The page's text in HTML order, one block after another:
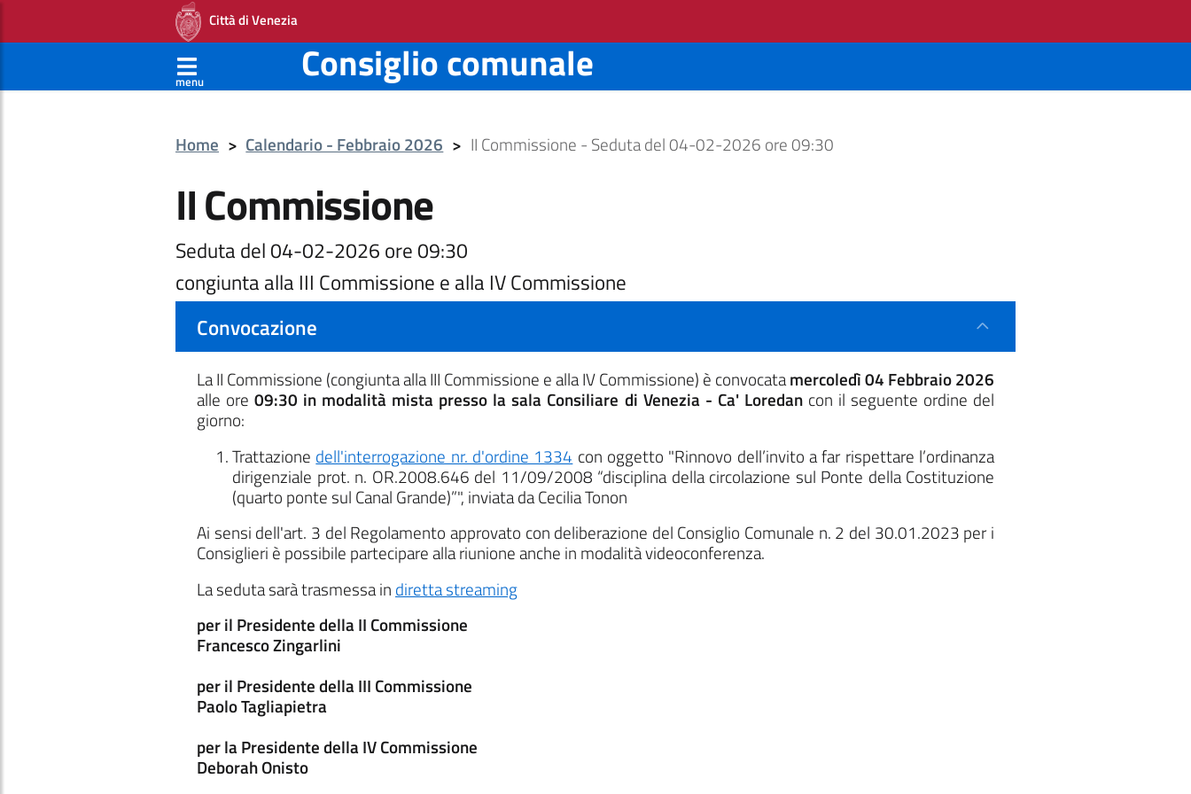
Città di Venezia
menu Consiglio comunale
Home > Calendario - Febbraio 2026 > II Commissione - Seduta del 04-02-2026 ore 09:30
II Commissione
Seduta del 04-02-2026 ore 09:30
congiunta alla III Commissione e alla IV Commissione
Convocazione
La II Commissione (congiunta alla III Commissione e alla IV Commissione) è convocatamercoledì 04 Febbraio 2026
alle ore09:30 in modalità mista presso la sala Consiliare di Venezia - Ca' Loredancon il seguente ordine del
giorno:
Trattazione dell'interrogazione nr. d'ordine 1334 con oggetto "Rinnovo dell’invito a far rispettare l’ordinanza
dirigenziale prot. n. OR.2008.646 del 11/09/2008 “disciplina della circolazione sul Ponte della Costituzione
(quarto ponte sul Canal Grande)”", inviata da Cecilia Tonon
Ai sensi dell'art. 3 del Regolamento approvato con deliberazione del Consiglio Comunale n. 2 del 30.01.2023 per i
Consiglieri è possibile partecipare alla riunione anche in modalità videoconferenza.
La seduta sarà trasmessa in diretta streaming
per il Presidente della II Commissione
Francesco Zingarlini
per il Presidente della III Commissione
Paolo Tagliapietra
per la Presidente della IV Commissione
Deborah Onisto